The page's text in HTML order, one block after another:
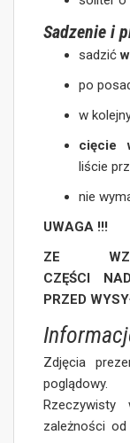
Sadzenie i
sadzić
po
w
cięcie
liście
nie
UWAGA !!!
ZE
CZĘŚCI
PRZED
Zdjęcia
poglądowy.
zależności